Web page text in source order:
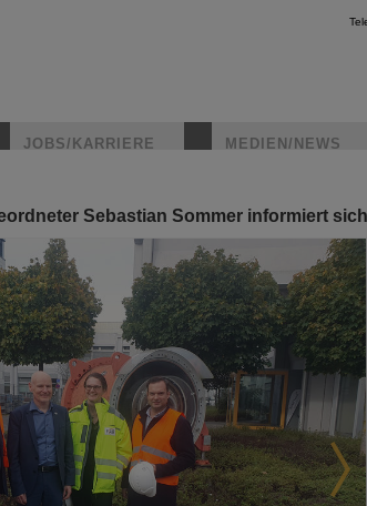
JOBS/KARRIERE MEDIEN/NEWS
Sebastian Sommer informiert